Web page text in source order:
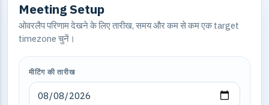
Meeting Setup
ओवरलैप परिणाम देखने के लिए तारीख, समय और कम से कम एक target
timezone चुनें।
मीटिंग की तारीख